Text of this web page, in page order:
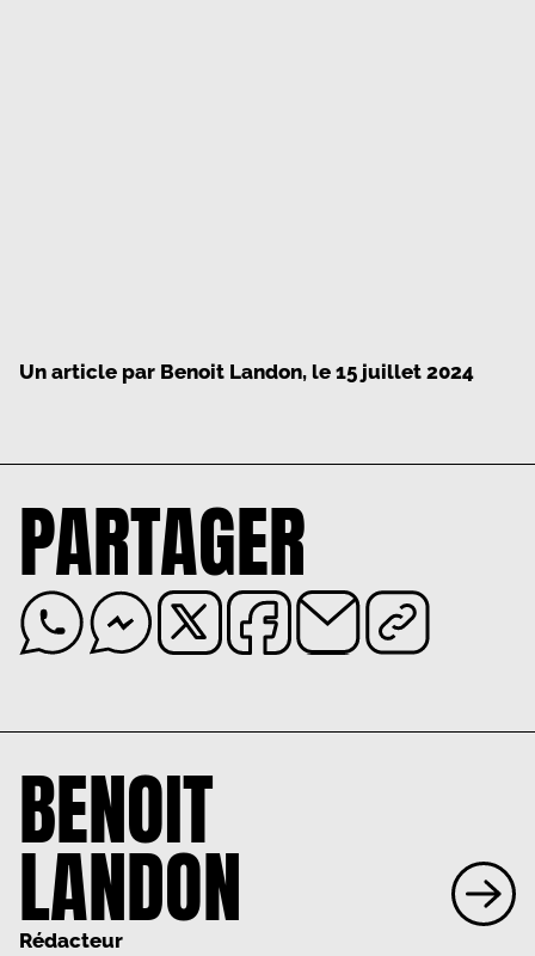
Un article par Benoit Landon, le 15 juillet 2024
PARTAGER
BENOIT
LANDON
Rédacteur